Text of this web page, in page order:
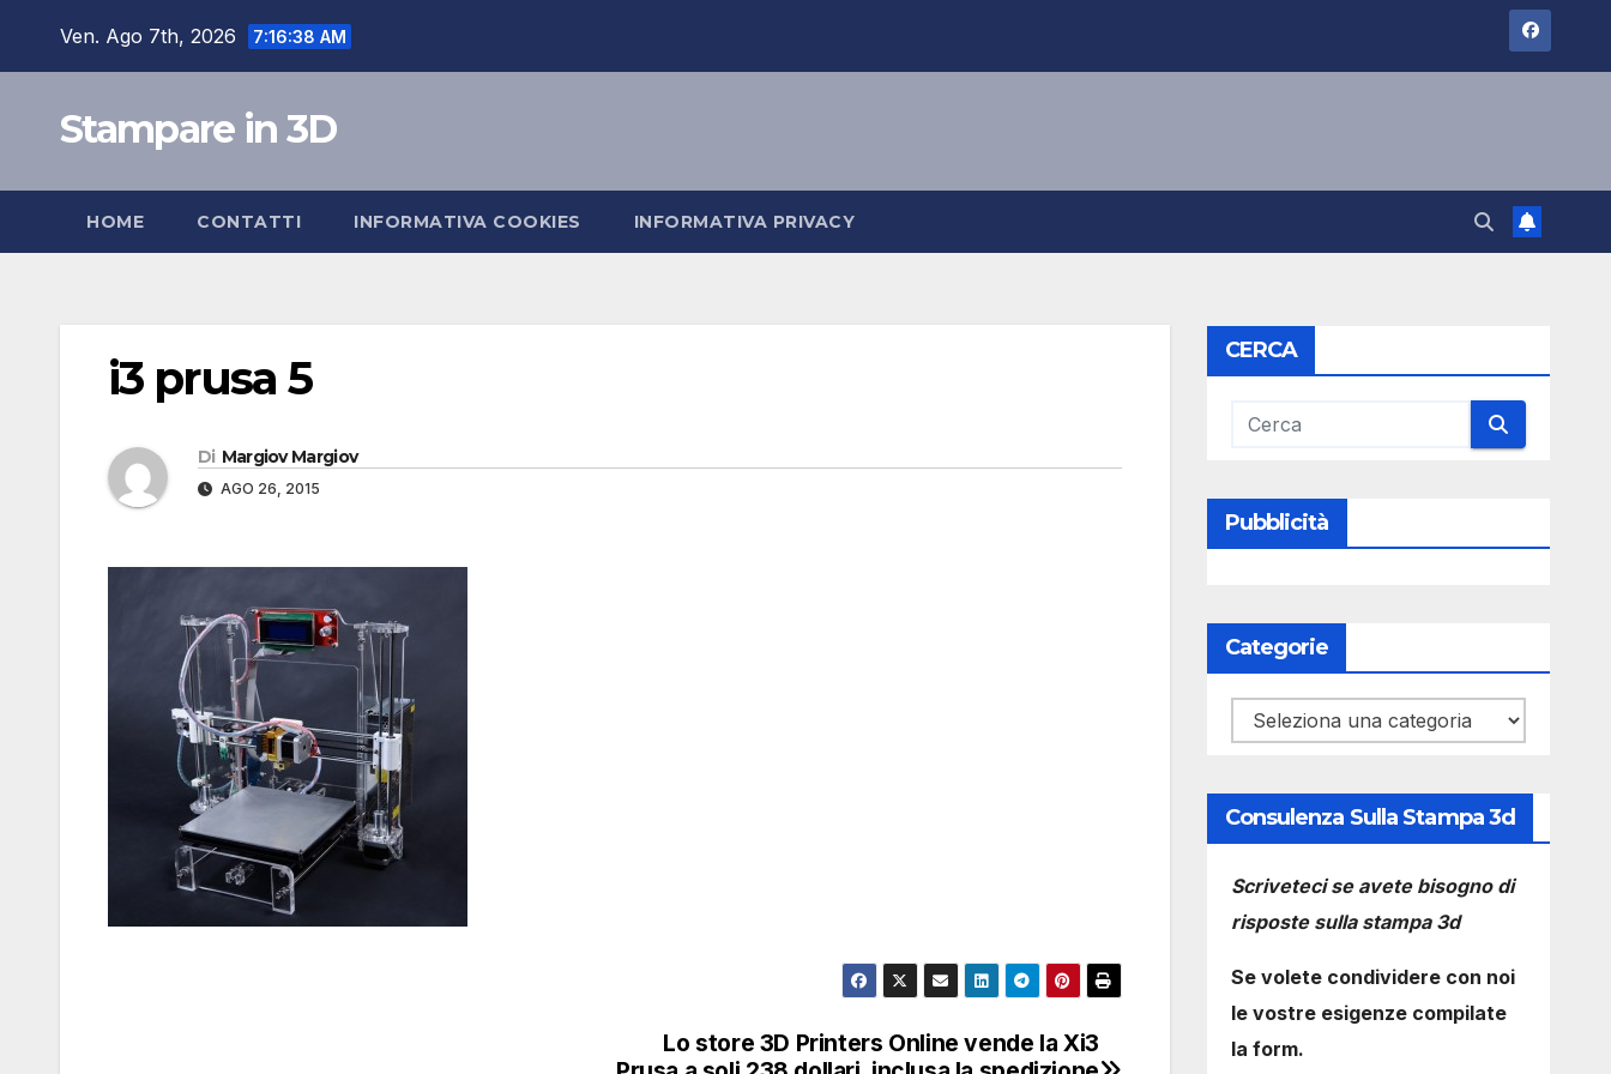
Ven. Ago 7th, 2026 7:16:39 AM
Stampare in 3D
HOME CONTATTI INFORMATIVA COOKIES INFORMATIVA PRIVACY
i3 prusa 5
Di Margiov Margiov
AGO 26, 2015
Lo store 3D Printers Online vende la Xi3
CERCA
Pubblicità
Categorie
Categorie
Consulenza Sulla Stampa 3d
Scriveteci se avete bisogno di
risposte sulla stampa 3d
Se volete condividere con noi
le vostre esigenze compilate
la form.